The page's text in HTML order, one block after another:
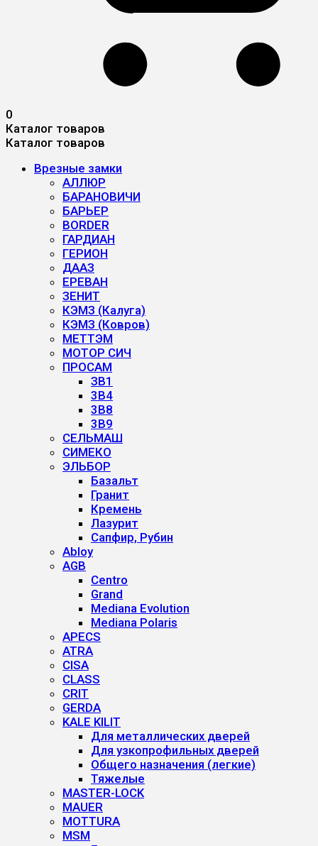
0
Каталог товаров
Каталог товаров
Врезные замки
АЛЛЮР
БАРАНОВИЧИ
БАРЬЕР
BORDER
ГАРДИАН
ГЕРИОН
ДААЗ
ЕРЕВАН
ЗЕНИТ
КЭМЗ (Калуга)
КЭМЗ (Ковров)
МЕТТЭМ
МОТОР СИЧ
ПРОСАМ
ЗВ1
3B4
3B8
3B9
СЕЛЬМАШ
СИМЕКО
ЭЛЬБОР
Базальт
Гранит
Кремень
Лазурит
Сапфир, Рубин
Abloy
AGB
Centro
Grand
Mediana Evolution
Mediana Polaris
APECS
ATRA
CISA
CLASS
CRIT
GERDA
KALE KILIT
Для металлических дверей
Для узкопрофильных дверей
Общего назначения (легкие)
Тяжелые
MASTER-LOCK
MAUER
MOTTURA
MSM